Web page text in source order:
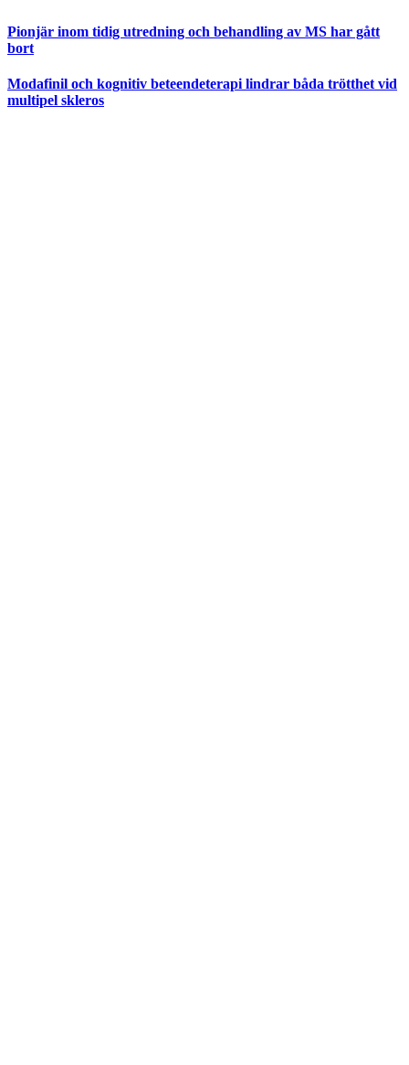
Pionjär inom tidig utredning och behandling av MS har gått
bort
Modafinil och kognitiv beteendeterapi lindrar båda trötthet vid
multipel skleros